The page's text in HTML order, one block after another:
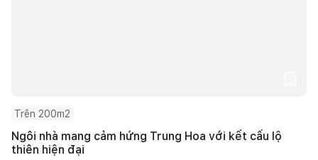
Trên 200m2
Ngôi nhà mang cảm hứng Trung Hoa với kết cấu lộ
thiên hiện đại